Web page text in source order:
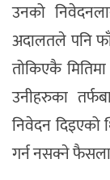
उनको
अदालतले पनि
तोकिएकै
उनीहरुका
निवेदन दिइएको
गर्न नसक्ने